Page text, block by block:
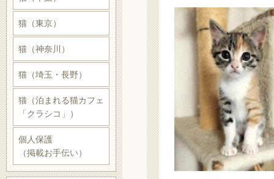
猫（東京）
猫（神奈川）
猫（埼玉・長野）
猫（泊まれる猫カフェ
「クラシコ」）
個人保護
（掲載お手伝い）